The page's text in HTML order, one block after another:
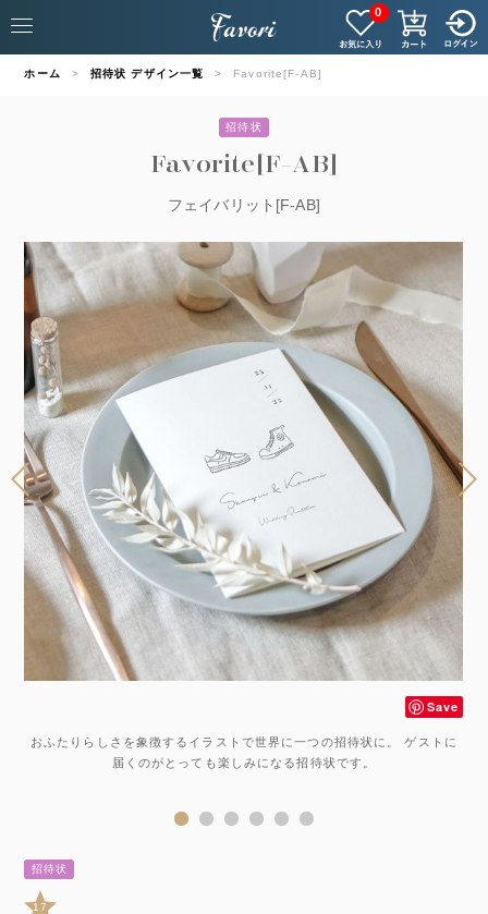
0
ホーム 招待状 デザイン一覧 Favorite[F-AB]
招待状
Favorite[F-AB]
フェイバリット[F-AB]
Save
おふたりらしさを象徴するイラストで世界に一つの招待状に。 ゲストに
届くのがとっても楽しみになる招待状です。
招待状
17